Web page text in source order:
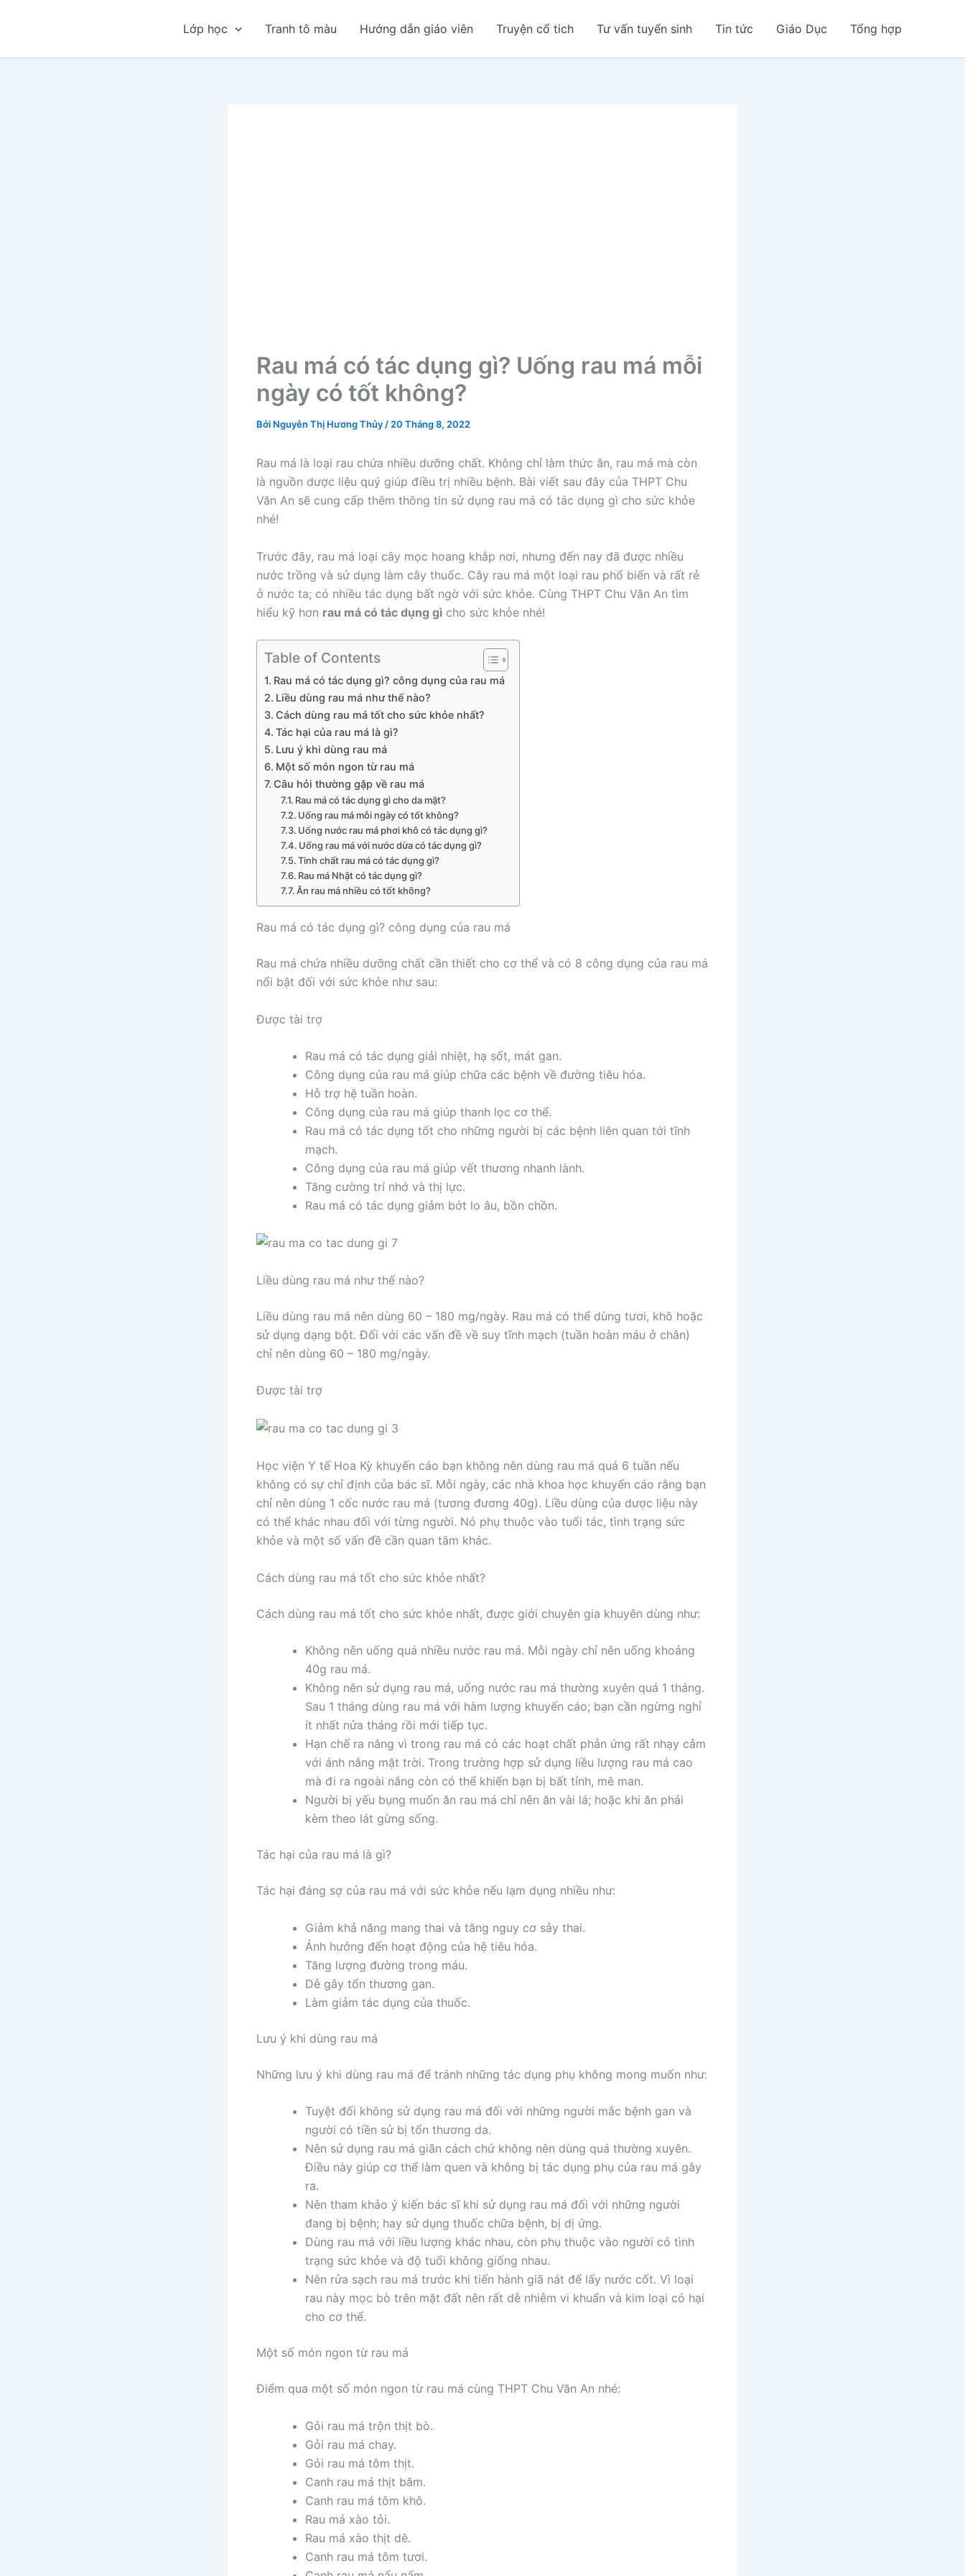
Lớp học Tranh tô màu Hướng dẫn giáo viên Truyện cổ tich Tư vấn tuyển sinh Tin tức Giáo Dục Tổng hợp
Rau má có tác dụng gì? Uống rau má mỗi
ngày có tốt không?
Bởi Nguyễn Thị Hương Thủy / 20 Tháng 8, 2022
Rau má là loại rau chứa nhiều dưỡng chất. Không chỉ làm thức ăn, rau má mà còn
là nguồn dược liệu quý giúp điều trị nhiều bệnh. Bài viết sau đây của THPT Chu
Văn An sẽ cung cấp thêm thông tin sử dụng rau má có tác dụng gì cho sức khỏe
nhé!
Trước đây, rau má loại cây mọc hoang khắp nơi, nhưng đến nay đã được nhiều
nước trồng và sử dụng làm cây thuốc. Cây rau má một loại rau phổ biến và rất rẻ
ở nước ta; có nhiều tác dụng bất ngờ với sức khỏe. Cùng THPT Chu Văn An tìm
hiểu kỹ hơn rau má có tác dụng gì cho sức khỏe nhé!
Table of Contents
Rau má có tác dụng gì? công dụng của rau má
Liều dùng rau má như thế nào?
Cách dùng rau má tốt cho sức khỏe nhất?
Tác hại của rau má là gì?
Lưu ý khi dùng rau má
Một số món ngon từ rau má
Câu hỏi thường gặp về rau má
Rau má có tác dụng gì cho da mặt?
Uống rau má mỗi ngày có tốt không?
Uống nước rau má phơi khô có tác dụng gì?
Uống rau má với nước dừa có tác dụng gì?
Tinh chất rau má có tác dụng gì?
Rau má Nhật có tác dụng gì?
Ăn rau má nhiều có tốt không?
Rau má có tác dụng gì? công dụng của rau má
Rau má chứa nhiều dưỡng chất cần thiết cho cơ thể và có 8 công dụng của rau má
nổi bật đối với sức khỏe như sau:
Được tài trợ
Rau má có tác dụng giải nhiệt, hạ sốt, mát gan.
Công dụng của rau má giúp chữa các bệnh về đường tiêu hóa.
Hỗ trợ hệ tuần hoàn.
Công dụng của rau má giúp thanh lọc cơ thể.
Rau má có tác dụng tốt cho những người bị các bệnh liên quan tới tĩnh
mạch.
Công dụng của rau má giúp vết thương nhanh lành.
Tăng cường trí nhớ và thị lực.
Rau má có tác dụng giảm bớt lo âu, bồn chồn.
Liều dùng rau má như thế nào?
Liều dùng rau má nên dùng 60 – 180 mg/ngày. Rau má có thể dùng tươi, khô hoặc
sử dụng dạng bột. Đối với các vấn đề về suy tĩnh mạch (tuần hoàn máu ở chân)
chỉ nên dùng 60 – 180 mg/ngày.
Được tài trợ
Học viện Y tế Hoa Kỳ khuyến cáo bạn không nên dùng rau má quá 6 tuần nếu
không có sự chỉ định của bác sĩ. Mỗi ngày, các nhà khoa học khuyến cáo rằng bạn
chỉ nên dùng 1 cốc nước rau má (tương đương 40g). Liều dùng của dược liệu này
có thể khác nhau đối với từng người. Nó phụ thuộc vào tuổi tác, tình trạng sức
khỏe và một số vấn đề cần quan tâm khác.
Cách dùng rau má tốt cho sức khỏe nhất?
Cách dùng rau má tốt cho sức khỏe nhất, được giới chuyên gia khuyên dùng như:
Không nên uống quá nhiều nước rau má. Mỗi ngày chỉ nên uống khoảng
40g rau má.
Không nên sử dụng rau má, uống nước rau má thường xuyên quá 1 tháng.
Sau 1 tháng dùng rau má với hàm lượng khuyến cáo; bạn cần ngừng nghỉ
ít nhất nửa tháng rồi mới tiếp tục.
Hạn chế ra nắng vì trong rau má có các hoạt chất phản ứng rất nhạy cảm
với ánh nắng mặt trời. Trong trường hợp sử dụng liều lượng rau má cao
mà đi ra ngoài nắng còn có thể khiến bạn bị bất tỉnh, mê man.
Người bị yếu bụng muốn ăn rau má chỉ nên ăn vài lá; hoặc khi ăn phải
kèm theo lát gừng sống.
Tác hại của rau má là gì?
Tác hại đáng sợ của rau má với sức khỏe nếu lạm dụng nhiều như:
Giảm khả năng mang thai và tăng nguy cơ sảy thai.
Ảnh hưởng đến hoạt động của hệ tiêu hóa.
Tăng lượng đường trong máu.
Dễ gây tổn thương gan.
Làm giảm tác dụng của thuốc.
Lưu ý khi dùng rau má
Những lưu ý khi dùng rau má để tránh những tác dụng phụ không mong muốn như:
Tuyệt đối không sử dụng rau má đối với những người mắc bệnh gan và
người có tiền sử bị tổn thương da.
Nên sử dụng rau má giãn cách chứ không nên dùng quá thường xuyên.
Điều này giúp cơ thể làm quen và không bị tác dụng phụ của rau má gây
ra.
Nên tham khảo ý kiến bác sĩ khi sử dụng rau má đối với những người
đang bị bệnh; hay sử dụng thuốc chữa bệnh, bị dị ứng.
Dùng rau má với liều lượng khác nhau, còn phụ thuộc vào người có tình
trạng sức khỏe và độ tuổi không giống nhau.
Nên rửa sạch rau má trước khi tiến hành giã nát để lấy nước cốt. Vì loại
rau này mọc bò trên mặt đất nên rất dễ nhiễm vi khuẩn và kim loại có hại
cho cơ thể.
Một số món ngon từ rau má
Điểm qua một số món ngon từ rau má cùng THPT Chu Văn An nhé:
Gỏi rau má trộn thịt bò.
Gỏi rau má chay.
Gỏi rau má tôm thịt.
Canh rau má thịt băm.
Canh rau má tôm khô.
Rau má xào tỏi.
Rau má xào thịt dê.
Canh rau má tôm tươi.